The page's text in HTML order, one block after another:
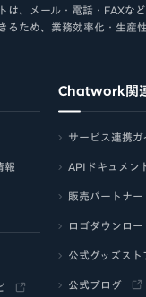
、メール・電話・FAX
ため、業務効率化・生産
報
Chatwork関
サービス連携ガ
APIドキュメン
販売パートナー
ロゴダウンロー
公式グッズスト
公式ブログ